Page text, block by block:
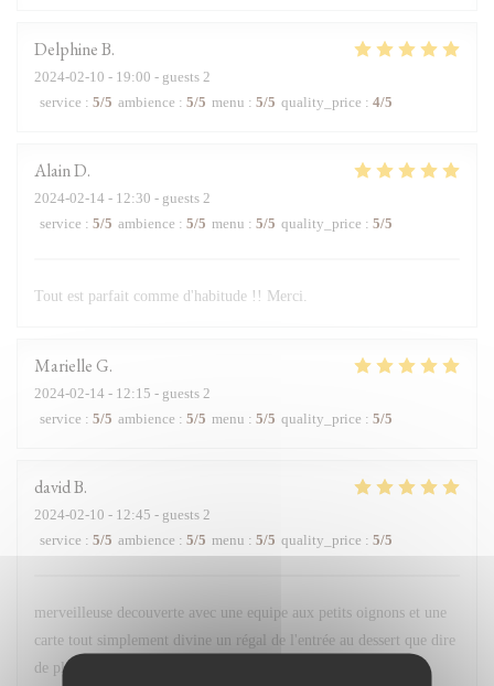
DelphineB
2024-02-10 - 19:00 - guests 2
service : 5/5 ambience : 5/5 menu : 5/5 quality_price : 4/5
AlainD
2024-02-14 - 12:30 - guests 2
service : 5/5 ambience : 5/5 menu : 5/5 quality_price : 5/5
Tout est parfait comme d'habitude !! Merci.
MarielleG
2024-02-14 - 12:15 - guests 2
service : 5/5 ambience : 5/5 menu : 5/5 quality_price : 5/5
davidB
2024-02-10 - 12:45 - guests 2
service : 5/5 ambience : 5/5 menu : 5/5 quality_price : 5/5
merveilleuse decouverte avec une equipe aux petits oignons et une
carte tout simplement divine un régal de l'entrée au dessert que dire
de plus a part courez 2 emme fois seulement dans ce lieux mais